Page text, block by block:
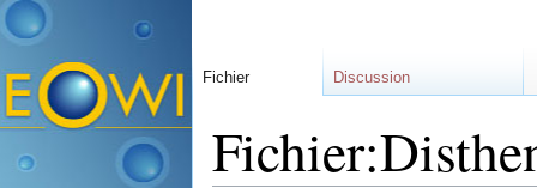
Fichier Discussion